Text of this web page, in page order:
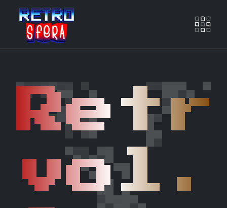
vol.